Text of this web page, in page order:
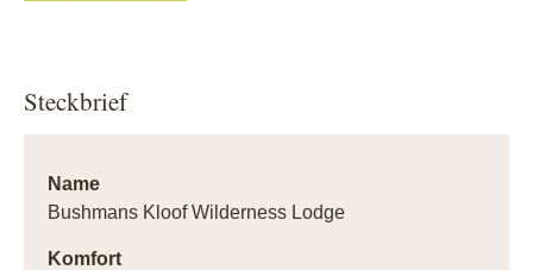
Steckbrief
Name
Bushmans Kloof Wilderness Lodge
Komfort